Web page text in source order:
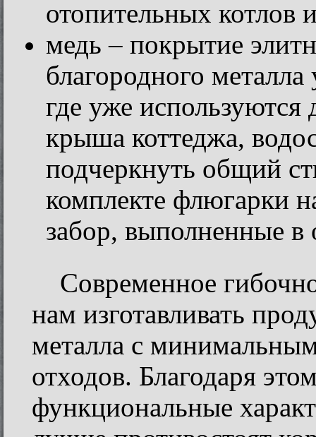
отопительных котлов
медь – покрытие
благородного
где уже
крыша коттеджа,
подчеркнуть общий
комплекте флюгарки
забор, выполненные в
Современное
нам изготавливать
металла с
отходов. Благодаря
функциональные